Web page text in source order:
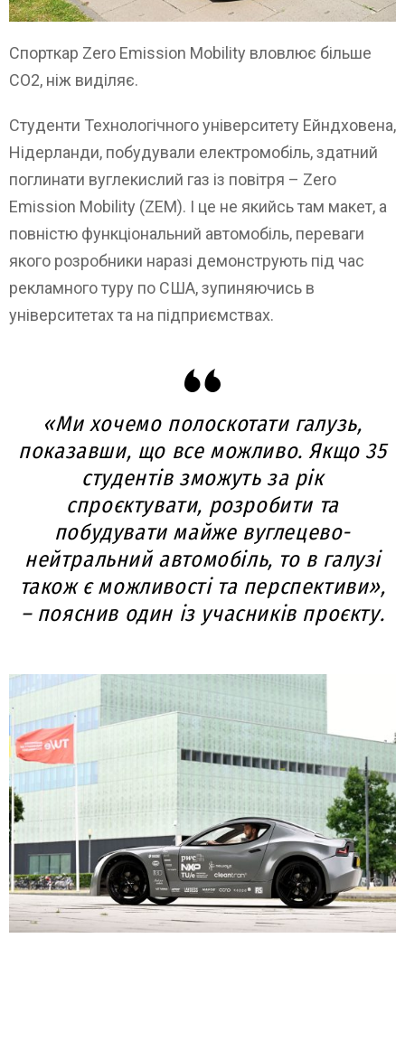
Спорткар Zero Emission Mobility вловлює більше
СО2, ніж виділяє.
Студенти Технологічного університету Ейндховена,
Нідерланди, побудували електромобіль, здатний
поглинати вуглекислий газ із повітря – Zero
Emission Mobility (ZEM). І це не якийсь там макет, а
повністю функціональний автомобіль, переваги
якого розробники наразі демонструють під час
рекламного туру по США, зупиняючись в
університетах та на підприємствах.
«Ми хочемо полоскотати галузь,
показавши, що все можливо. Якщо 35
студентів зможуть за рік
спроєктувати, розробити та
побудувати майже вуглецево-
нейтральний автомобіль, то в галузі
також є можливості та перспективи»,
– пояснив один із учасників проєкту.